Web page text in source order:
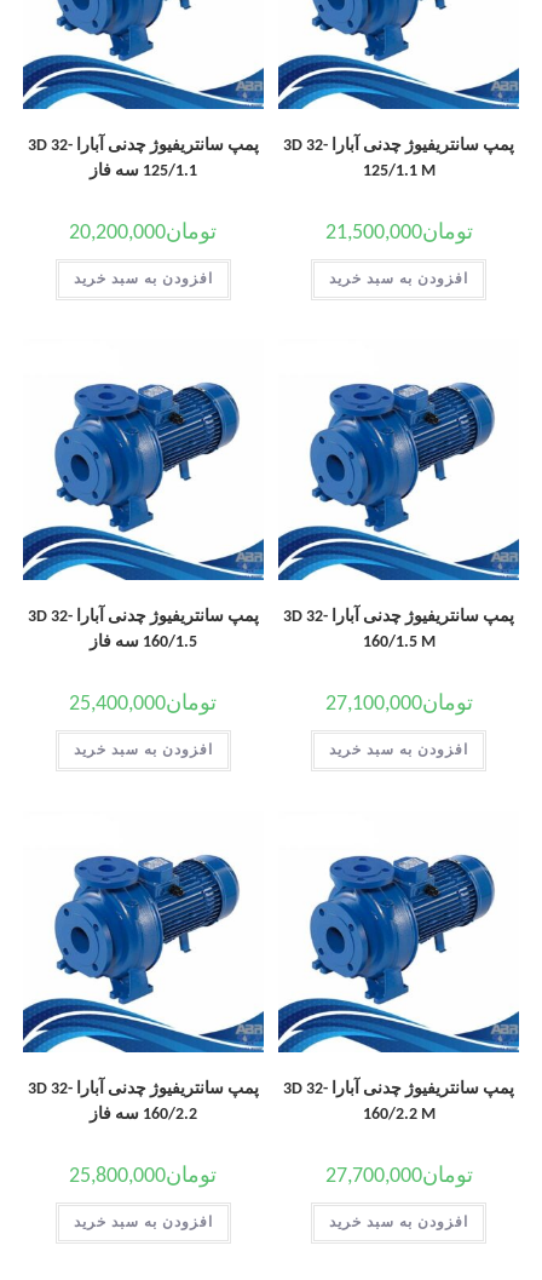
پمپ سانتریفیوژ چدنی آبارا 3D 32-
125/1.1 M
تومان21,500,000
افزودن به سبد خرید
پمپ سانتریفیوژ چدنی آبارا 3D 32-
125/1.1 سه فاز
تومان20,200,000
افزودن به سبد خرید
پمپ سانتریفیوژ چدنی آبارا 3D 32-
160/1.5 M
تومان27,100,000
افزودن به سبد خرید
پمپ سانتریفیوژ چدنی آبارا 3D 32-
160/1.5 سه فاز
تومان25,400,000
افزودن به سبد خرید
پمپ سانتریفیوژ چدنی آبارا 3D 32-
160/2.2 M
تومان27,700,000
افزودن به سبد خرید
پمپ سانتریفیوژ چدنی آبارا 3D 32-
160/2.2 سه فاز
تومان25,800,000
افزودن به سبد خرید